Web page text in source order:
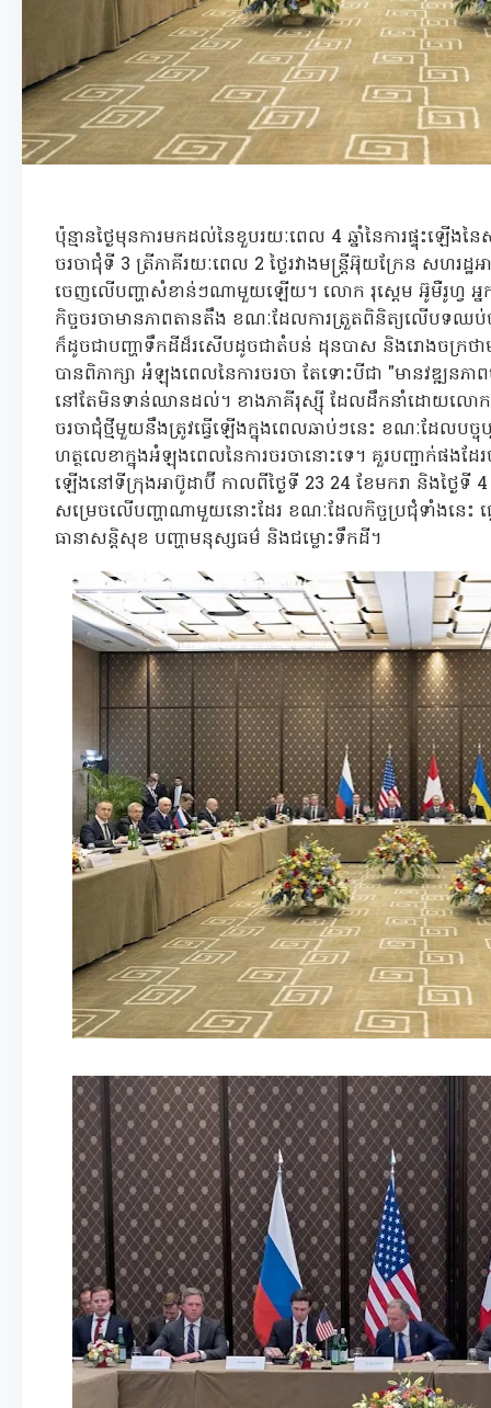
ប៉ុន្មានថ្ងៃមុនការមកដល់នៃខួបរយៈពេល 4 ឆ្នាំនៃការផ្ទុះឡើងន
ចរចាជុំទី 3 ត្រីភាគីរយៈពេល 2 ថ្ងៃរវាងមន្ត្រីអ៊ុយក្រែន សហរដ្ឋ
ចេញលើបញ្ហាសំខាន់ៗណាមួយឡើយ។ លោក រុស្តេម អ៊ូមឺរូហ្វ អ្
កិច្ចចរចាមានភាពតានតឹង ខណៈដែលការត្រួតពិនិត្យលើបទឈ
ក៏ដូចជាបញ្ហាទឹកដីដ៏រសើបដូចជាតំបន់ ដុនបាស និងរោងចក្រថាម
បានពិភាក្សា អំឡុងពេលនៃការចរចា តែទោះបីជា "មានវ
នៅតែមិនទាន់ឈានដល់។ ខាងភាគីរុស្ស៊ី ដែលដឹកនាំដោយលោក វ្ល
ចរចាជុំថ្មីមួយនឹងត្រូវធ្វើឡើងក្នុងពេលឆាប់ៗនេះ ខណៈដែលបច្
ហត្ថលេខាក្នុងអំឡុងពេលនៃការចរចានោះទេ។ គួរបញ្ជាក់ផងដែ
ឡើងនៅទីក្រុងអាប៊ូដាប៊ី កាលពីថ្ងៃទី 23 24 ខែមករា និងថ្ងៃទី
សម្រេចលើបញ្ហាណាមួយនោះដែរ ខណៈដែលកិច្ចប្រជុំទាំងនេះ
ធានាសន្តិសុខ បញ្ហាមនុស្សធម៌ និងជម្លោះទឹកដី។